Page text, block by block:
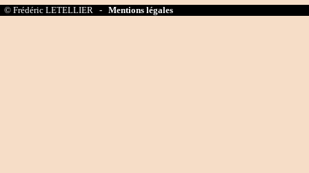
© Frédéric LETELLIER - Mentions légales